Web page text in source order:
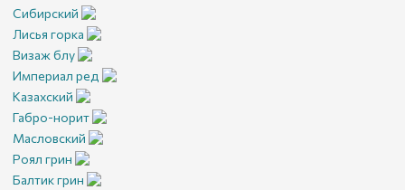
Сибирский
Лисья горка
Визаж блу
Империал ред
Казахский
Габро-норит
Масловский
Роял грин
Балтик грин